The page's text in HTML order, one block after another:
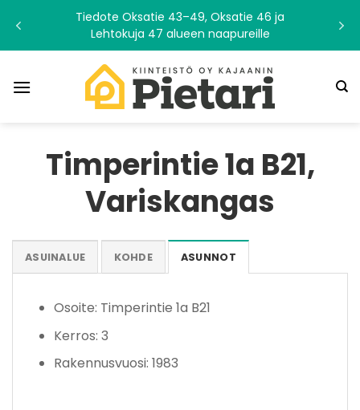
content
Tiedote Oksatie 43–49, Oksatie 46 ja
Lehtokuja 47 alueen naapureille
Timperintie 1a B21,
Variskangas
ASUINALUE KOHDE ASUNNOT
Osoite: Timperintie 1a B21
Kerros: 3
Rakennusvuosi: 1983